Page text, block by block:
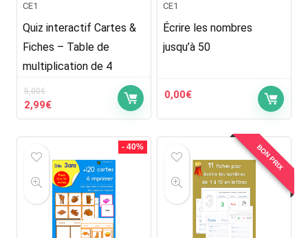
CE1
Quiz interactif Cartes &
Fiches – Table de
multiplication de 4
5,00€
Le
prix
5,00€.
2,99€Le
prix
2,99€.
CE1
Écrire les nombres
jusqu’à 50
0,00€
- 40% BON PRIX